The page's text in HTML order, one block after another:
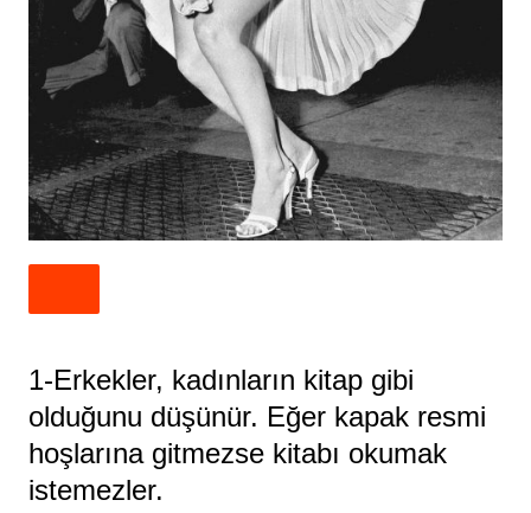
1-Erkekler, kadınların kitap gibi
olduğunu düşünür. Eğer kapak resmi
hoşlarına gitmezse kitabı okumak
istemezler.